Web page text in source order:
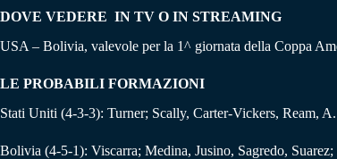
DOVE VEDERE IN TV O IN STREAMING
USA – Bolivia, valevole per la 1^ giornata della Coppa
LE PROBABILI FORMAZIONI
Stati Uniti (4-3-3): Turner; Scally, Carter-Vickers, Ream,
Bolivia (4-5-1): Viscarra; Medina, Jusino, Sagredo,